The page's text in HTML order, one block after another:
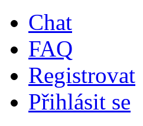
Chat
FAQ
Registrovat
Přihlásit se